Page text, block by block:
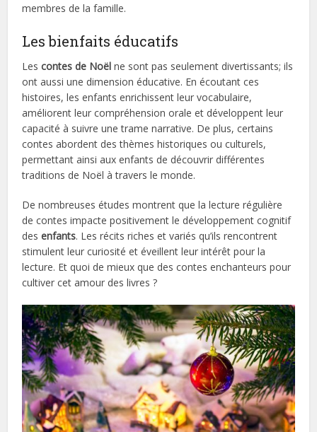
membres de la famille.
Les bienfaits éducatifs
Lescontes de Noël ne sont pas seulement divertissants; ils
ont aussi une dimension éducative. En écoutant ces
histoires, les enfants enrichissent leur vocabulaire,
améliorent leur compréhension orale et développent leur
capacité à suivre une trame narrative. De plus, certains
contes abordent des thèmes historiques ou culturels,
permettant ainsi aux enfants de découvrir différentes
traditions de Noël à travers le monde.
De nombreuses études montrent que la lecture régulière
de contes impacte positivement le développement cognitif
desenfants. Les récits riches et variés qu’ils rencontrent
stimulent leur curiosité et éveillent leur intérêt pour la
lecture. Et quoi de mieux que des contes enchanteurs pour
cultiver cet amour des livres ?